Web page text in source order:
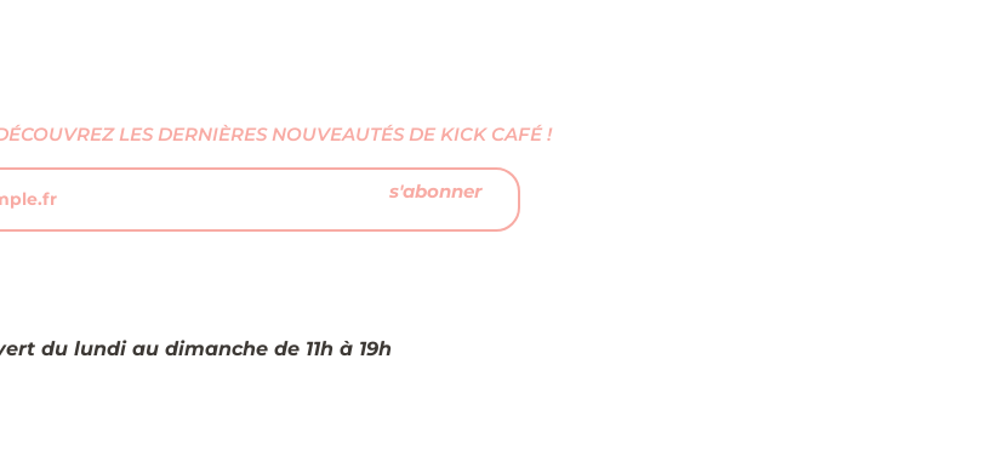
LES DERNIÈRES NOUVEAUTÉS DE KICK CAFÉ !
s'abonner
du lundi au dimanche de 11h à 19h​